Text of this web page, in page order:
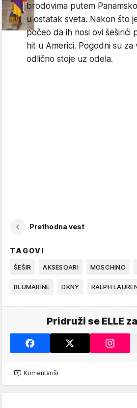
brodovima putem
u ostatak sveta. Nakon što
počeo da ih nosi ovi šeširići
hit u Americi. Pogodni su za
odlično stoje uz odela.
Prethodna vest
TAGOVI
ŠEŠIR AKSESOARI MOSCHINO
BLUMARINE DKNY RALPH
Pridruži se ELLE
Komentariši